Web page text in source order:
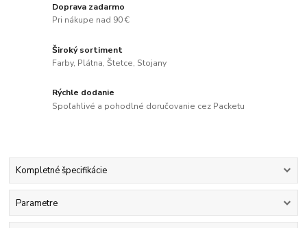
Doprava zadarmo
Pri nákupe nad 90 €
Široký sortiment
Farby, Plátna, Štetce, Stojany
Rýchle dodanie
Spoľahlivé a pohodlné doručovanie cez Packetu
Kompletné špecifikácie
Parametre